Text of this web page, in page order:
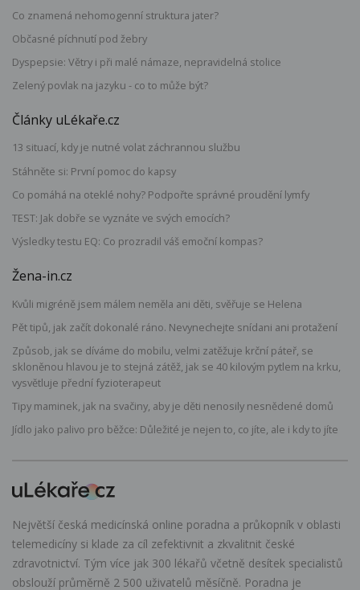
Co znamená nehomogenní struktura jater?
Občasné píchnutí pod žebry
Dyspepsie: Větry i při malé námaze, nepravidelná stolice
Zelený povlak na jazyku - co to může být?
Články uLékaře.cz
13 situací, kdy je nutné volat záchrannou službu
Stáhněte si: První pomoc do kapsy
Co pomáhá na oteklé nohy? Podpořte správné proudění lymfy
TEST: Jak dobře se vyznáte ve svých emocích?
Výsledky testu EQ: Co prozradil váš emoční kompas?
Žena-in.cz
Kvůli migréně jsem málem neměla ani děti, svěřuje se Helena
Pět tipů, jak začít dokonalé ráno. Nevynechejte snídani ani protažení
Způsob, jak se díváme do mobilu, velmi zatěžuje krční páteř, se
skloněnou hlavou je to stejná zátěž, jak se 40 kilovým pytlem na krku,
vysvětluje přední fyzioterapeut
Tipy maminek, jak na svačiny, aby je děti nenosily nesnědené domů
Jídlo jako palivo pro běžce: Důležité je nejen to, co jíte, ale i kdy to jíte
Největší česká medicínská online poradna a průkopník v oblasti
telemedicíny si klade za cíl zefektivnit a zkvalitnit české
zdravotnictví. Tým více jak 300 lékařů včetně desítek specialistů
obslouží průměrně 2 500 uživatelů měsíčně. Poradna je